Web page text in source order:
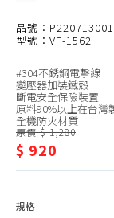
捕
蚊
燈
筒式吸塵器
吸塵器耗材、配
掃地機、配件
塵蟎機、耗材
除菌、消毒機
清潔機、洗地機
加濕器
品號：
型號：VF-1562
#304不銹鋼電擊線
變壓器加裝鐵殼
斷電安全保險裝置
原料90%以上在台灣
全機防火材質
原價 $ 1,280
$ 920
規格